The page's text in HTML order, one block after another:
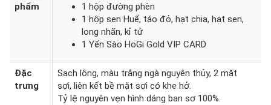
phẩm
1 hộp đường phèn
1 hộp sen Huế, táo đỏ, hạt chia, hạt sen,
long nhãn, kỉ tử
1 Yến Sào HoGi Gold VIP CARD
Đặc
trưng
Sạch lông, màu trắng ngà nguyên thủy, 2 mặt
sợi, liên kết bề mặt sợi có khe hở.
Tỷ lệ nguyên vẹn hình dáng ban sơ 100%.